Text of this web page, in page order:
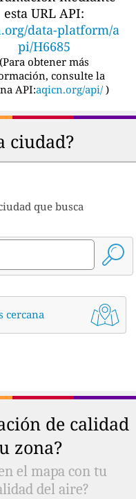
esta URL API:
data-platform/a
pi/H6685
(Para obtener más
consulte la
API:aqicn.org/api/ )
ciudad?
que busca
cercana
de calidad
zona?
el mapa con tu
del aire?